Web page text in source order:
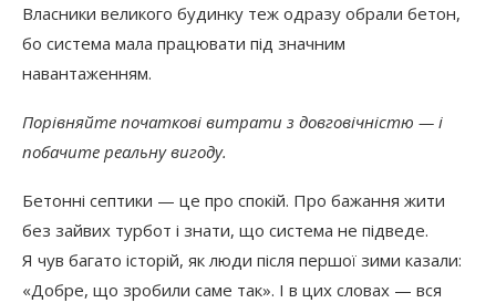
Власники великого будинку теж одразу обрали бетон,
бо система мала працювати під значним
навантаженням.
Порівняйте початкові витрати з довговічністю — і
побачите реальну вигоду.
Бетонні септики — це про спокій. Про бажання жити
без зайвих турбот і знати, що система не підведе.
Я чув багато історій, як люди після першої зими казали:
«Добре, що зробили саме так». І в цих словах — вся